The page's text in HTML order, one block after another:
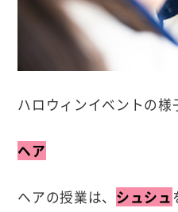
ハロウィンイベントの様
ヘア
ヘアの授業は、 シュシュ